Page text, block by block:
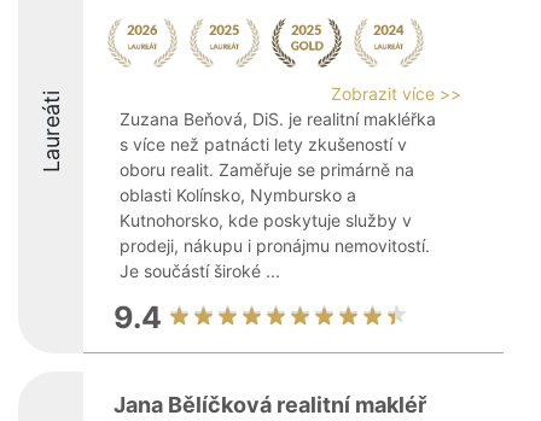
Laureáti
Zobrazit více >>
Zuzana Beňová, DiS. je realitní makléřka
s více než patnácti lety zkušeností v
oboru realit. Zaměřuje se primárně na
oblasti Kolínsko, Nymbursko a
Kutnohorsko, kde poskytuje služby v
prodeji, nákupu i pronájmu nemovitostí.
Je součástí široké ...
9.4
Jana Bělíčková realitní makléř